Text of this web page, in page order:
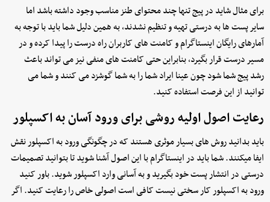
برای مثال شاید در پیج تنها چند محتوای طنز مناسب وجود داشته باشد اما
سایر پست ها به درستی تهیه و تنظیم نشدند، به همین دلیل شما باید با توجه به
آمارهای رایگان اینستاگرام و کامنت های کاربران راه درست را پیدا کرده و در
مسیر درست قرار بگیرد، بنابراین حتی کامنت های منفی نیز می تواند باعث
رشد پیج شما شود چون عینا ایراد شما را به شما گوشزد می کنند و شما می
توانید از این فرصت استفاده کنید.
رعایت اصول اولیه روشی برای ورود آسان به اکسپلور
باید بدانید روش های بسیار موثری هستند که در چگونگی ورود به اکسپلور نقش
ایفا میکنند. شما باید در اینستاگرام با این اصول آشنا شوید تا بتوانید تصمیمات
درستی در انتشار پست خود بگیرید و به آسانی وارد اکسپلور شوید. باور کنید
ورود به اکسپلور کار سختی نیست کافی است اصولی خاص را رعایت کنید. اگر